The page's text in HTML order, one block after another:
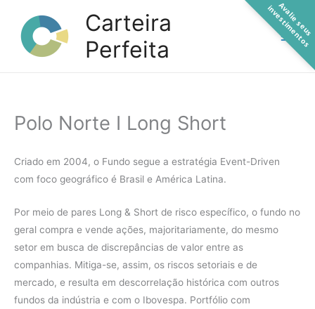
conteúdo
Carteira
Perfeita
Polo Norte I Long Short
Criado em 2004, o Fundo segue a estratégia Event-Driven
com foco geográfico é Brasil e América Latina.
Por meio de pares Long & Short de risco específico, o fundo no
geral compra e vende ações, majoritariamente, do mesmo
setor em busca de discrepâncias de valor entre as
companhias. Mitiga-se, assim, os riscos setoriais e de
mercado, e resulta em descorrelação histórica com outros
fundos da indústria e com o Ibovespa. Portfólio com
A
v
a
l
i
e
s
e
u
s
i
n
v
e
s
t
i
m
e
n
t
o
s